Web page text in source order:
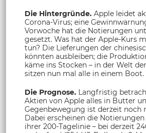
Die Hintergründe. Apple leidet
Corona-Virus; eine
Vorwoche hat die Notierungen
gesetzt. Was hat der Apple-Kurs
tun? Die Lieferungen der
könnten ausbleiben; die
käme ins Stocken – in der Welt
sitzen nun mal alle in einem Boot.
Die Prognose. Langfristig
Aktien von Apple alles in Butter
Gegenbewegung ist derzeit noch
Dabei erscheinen die
ihrer 200-Tagelinie – bei derzeit